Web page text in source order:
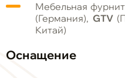
Мебельная
(Германия), GTV
Китай)
Оснащение